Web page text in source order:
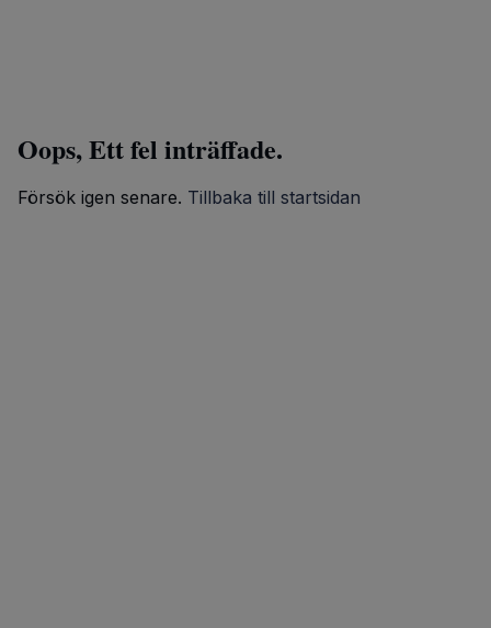
Oops, Ett fel inträffade.
Försök igen senare. Tillbaka till startsidan